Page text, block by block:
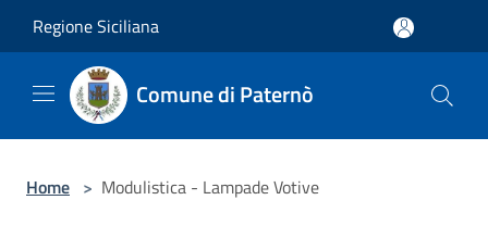
Regione Siciliana
Comune di Paternò
Home > Modulistica - Lampade Votive